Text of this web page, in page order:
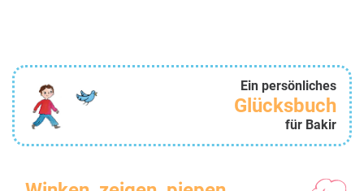
Ein persönliches
Glücksbuch
für Bakir